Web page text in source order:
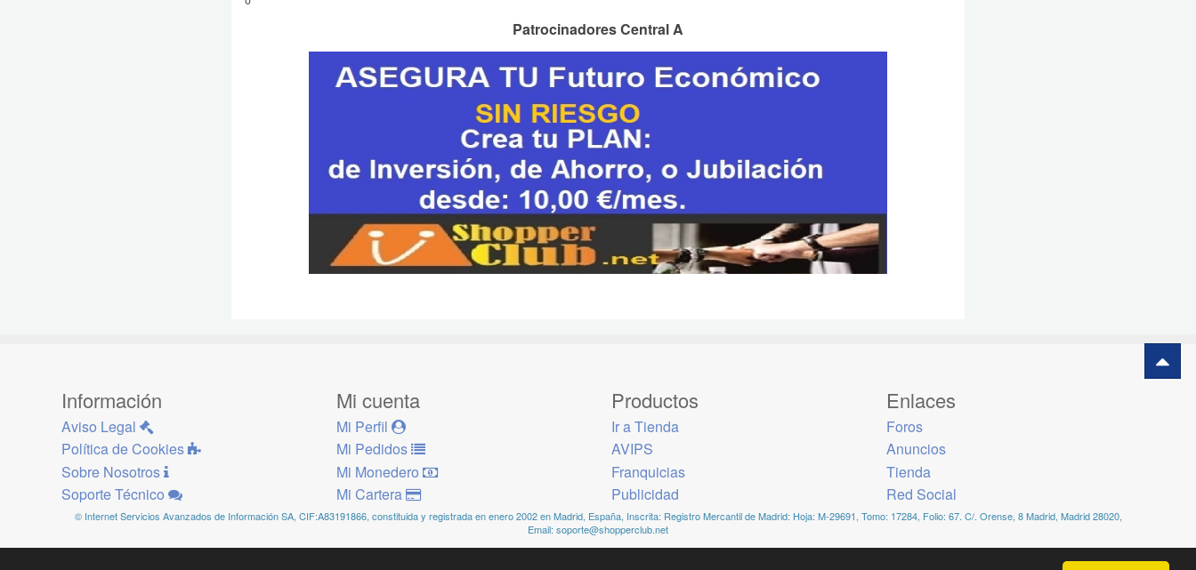
Patrocinadores Central A
Información
Aviso Legal
Política de Cookies
Sobre Nosotros
Soporte Técnico
Mi cuenta
Mi Perfil
Mi Pedidos
Mi Monedero
Mi Cartera
Productos
Ir a Tienda
AVIPS
Franquicias
Publicidad
Enlaces
Foros
Anuncios
Tienda
Red Social
© Internet Servicios Avanzados de Información SA, CIF:A83191866, constituida y registrada en enero 2002 en Madrid, España, Inscrita: Registro Mercantil de Madrid: Hoja: M-29691, Tomo: 17284, Folio: 67. C/. Orense, 8 Madrid, Madrid 28020,
Email: soporte@shopperclub.net